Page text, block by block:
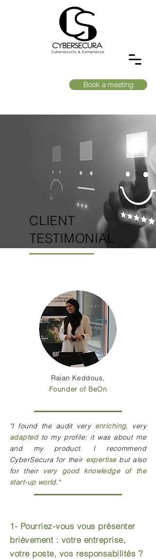
Book a meeting
CLIENT
TESTIMONIAL
Raian Keddous,
Founder of BeOn
"I found the audit very enriching, very
adaptedto my profile: it was about me
and my product. I recommend
CyberSecura for their expertisebut also
for their
very good knowledge of the
start-up world."
1- Pourriez-vous vous présenter
brièvement : votre entreprise,
votre poste, vos responsabilités ?